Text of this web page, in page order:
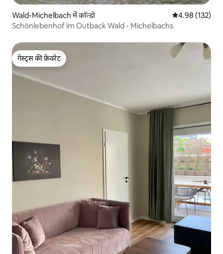
Wald-Michelbach में कॉन्डो औसत रेटिंग 5 में से
4.98 (132)
Schönlebenhof im Outback Wald - Michelbachs
गेस्ट्स की फ़ेवरेट
गेस्ट्स की फ़ेवरेट